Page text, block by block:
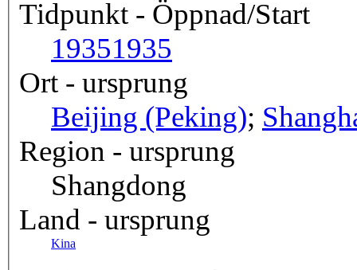
Tidpunkt - Öppnad/Start
19351935
Ort - ursprung
Beijing (Peking);
Region - ursprung
Shangdong
Land - ursprung
Kina